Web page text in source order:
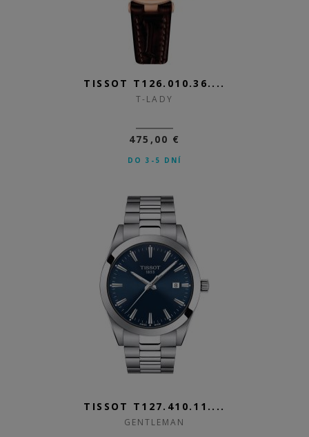
TISSOT T126.010.36....
T-LADY
475,00 €
DO 3-5 DNÍ
TISSOT T127.410.11....
GENTLEMAN